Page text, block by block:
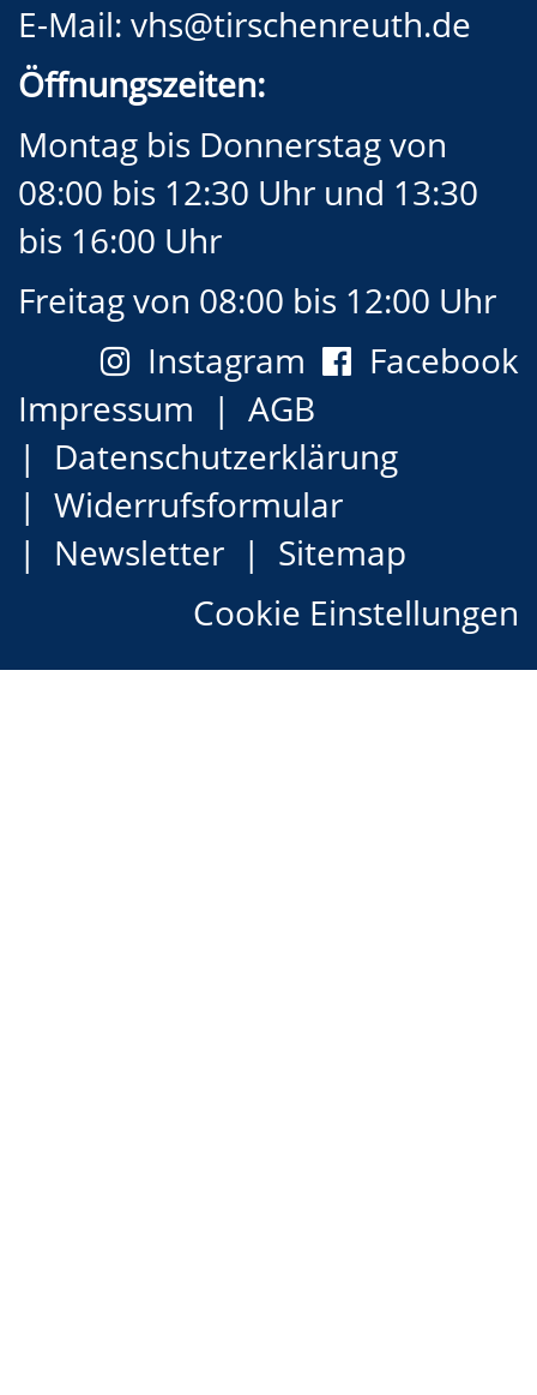
E-Mail: vhs@tirschenreuth.de
Öffnungszeiten:
Montag bis Donnerstag von
08:00 bis 12:30 Uhr und 13:30
bis 16:00 Uhr
Freitag von 08:00 bis 12:00 Uhr
Facebook
Instagram
Impressum
AGB
Datenschutzerklärung
Widerrufsformular
Newsletter
Sitemap
Cookie Einstellungen